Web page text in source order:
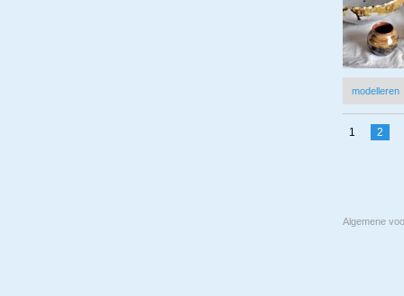
modelleren
1 2
Algemene